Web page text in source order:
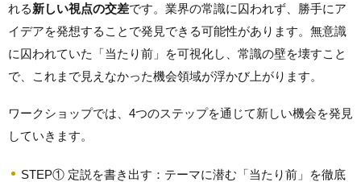
れる新しい視点の交差です。業界の常識に囚われず、勝手にア
イデアを発想することで発見できる可能性があります。無意識
に囚われていた「当たり前」を可視化し、常識の壁を壊すこと
で、これまで見えなかった機会領域が浮かび上がります。
ワークショップでは、4つのステップを通じて新しい機会を発見
していきます。
STEP① 定説を書き出す：テーマに潜む「当たり前」を徹底